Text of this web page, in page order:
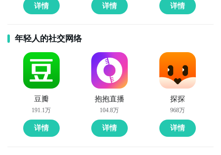
详情 详情 详情
年轻人的社交网络
豆瓣
191.1万
详情
抱抱直播
104.8万
详情
探探
968万
详情